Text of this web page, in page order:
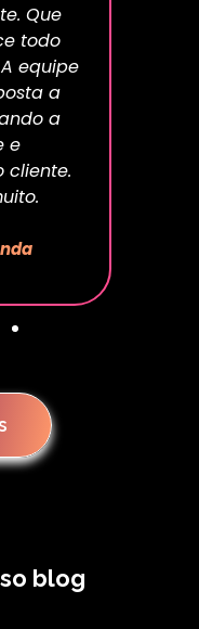
Que
todo
equipe
a
a
e
cliente.
blog